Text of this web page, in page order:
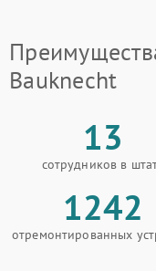
Bauknecht
13
сотрудников в
1242
отремонтированных